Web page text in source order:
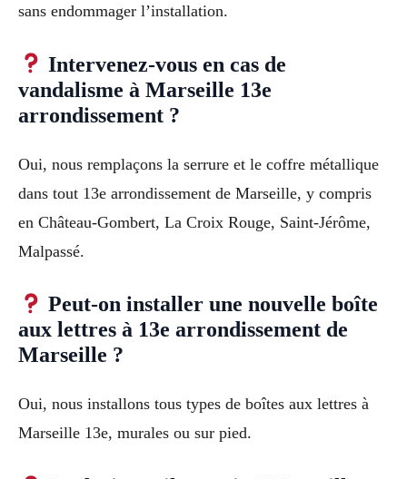
sans endommager l’installation.
Intervenez-vous en cas de
vandalisme à Marseille 13e
arrondissement ?
Oui, nous remplaçons la serrure et le coffre métallique
dans tout 13e arrondissement de Marseille, y compris
en Château-Gombert, La Croix Rouge, Saint-Jérôme,
Malpassé.
Peut-on installer une nouvelle boîte
aux lettres à 13e arrondissement de
Marseille ?
Oui, nous installons tous types de boîtes aux lettres à
Marseille 13e, murales ou sur pied.